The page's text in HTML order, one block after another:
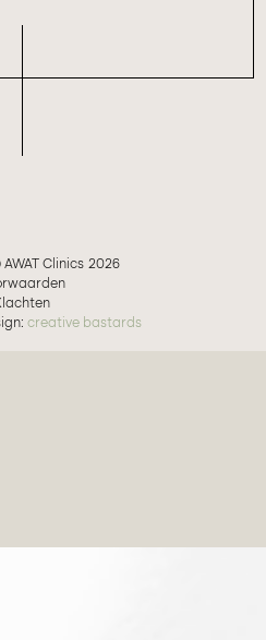
Clinics 2026
creative bastards